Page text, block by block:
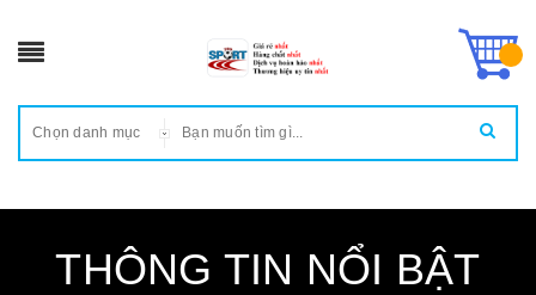
Chọn danh mục
THÔNG TIN NỔI BẬT